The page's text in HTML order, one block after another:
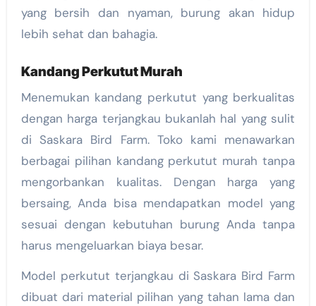
yang bersih dan nyaman, burung akan hidup
lebih sehat dan bahagia.
Kandang Perkutut Murah
Menemukan kandang perkutut yang berkualitas
dengan harga terjangkau bukanlah hal yang sulit
di Saskara Bird Farm. Toko kami menawarkan
berbagai pilihan kandang perkutut murah tanpa
mengorbankan kualitas. Dengan harga yang
bersaing, Anda bisa mendapatkan model yang
sesuai dengan kebutuhan burung Anda tanpa
harus mengeluarkan biaya besar.
Model perkutut terjangkau di Saskara Bird Farm
dibuat dari material pilihan yang tahan lama dan